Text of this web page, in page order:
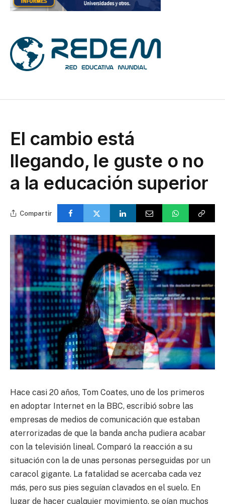
El cambio está
llegando, le guste o no
a la educación superior
Compartir
Hace casi 20 años, Tom Coates, uno de los primeros
en adoptar Internet en la BBC, escribió sobre las
empresas de medios de comunicación que estaban
aterrorizadas de que la banda ancha pudiera acabar
con la televisión lineal. Comparó la reacción a su
situación con la de unas personas perseguidas por un
caracol gigante. La fatalidad se acercaba cada vez
más, pero sus pies seguían clavados en el suelo. En
lugar de hacer cualquier movimiento, se oían muchos